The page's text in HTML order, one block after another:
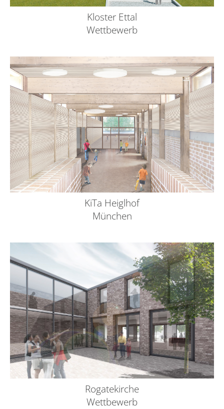
Kloster Ettal
Wettbewerb
KiTa Heiglhof
München
Rogatekirche
Wettbewerb